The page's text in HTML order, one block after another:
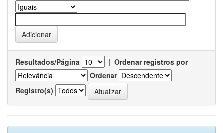
Resultados/Página | Ordenar registros por
Ordenar
Registro(s)